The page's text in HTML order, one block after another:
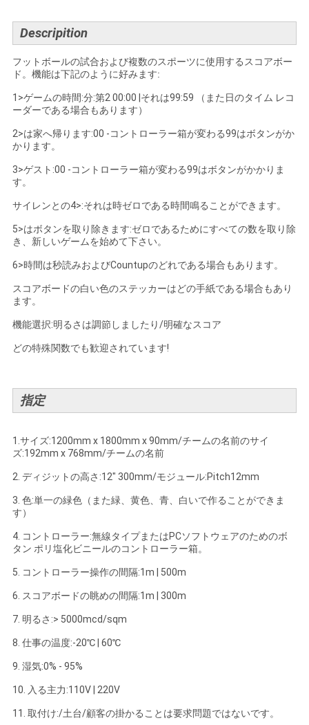
用
を
要
求
し
な
さ
い
地
図
PRIVACY
Descripition
フットボールの試合および複数のスポーツに使用するスコアボー
ド。機能は下記のように好みます:
1>ゲームの時間:分:第2 00:00 |それは99:59 （また日のタイム レコ
ーダーである場合もあります）
2>は家へ帰ります:00 -コントローラー箱が変わる99はボタンがか
かります。
3>ゲスト:00 -コントローラー箱が変わる99はボタンがかかりま
す。
サイレンとの4>:それは時ゼロである時間鳴ることができます。
5>はボタンを取り除きます:ゼロであるためにすべての数を取り除
き、新しいゲームを始めて下さい。
6>時間は秒読みおよびCountupのどれである場合もあります。
スコアボードの白い色のステッカーはどの手紙である場合もあり
ます。
機能選択:明るさは調節しましたり/明確なスコア
どの特殊関数でも歓迎されています!
指定
1.サイズ:1200mm x 1800mm x 90mm/チームの名前のサイ
ズ:192mm x 768mm/チームの名前
2. ディジットの高さ:12" 300mm/モジュール:Pitch12mm
3. 色:単一の緑色（また緑、黄色、青、白いで作ることができま
す）
4. コントローラー:無線タイプまたはPCソフトウェアのためのボ
タン ポリ塩化ビニールのコントローラー箱。
5. コントローラー操作の間隔:1m | 500m
6. スコアボードの眺めの間隔:1m | 300m
7. 明るさ:> 5000mcd/sqm
8. 仕事の温度:-20℃ | 60℃
9. 湿気:0% - 95%
10. 入る主力:110V | 220V
11. 取付け:/土台/顧客の掛かることは要求問題ではないです。